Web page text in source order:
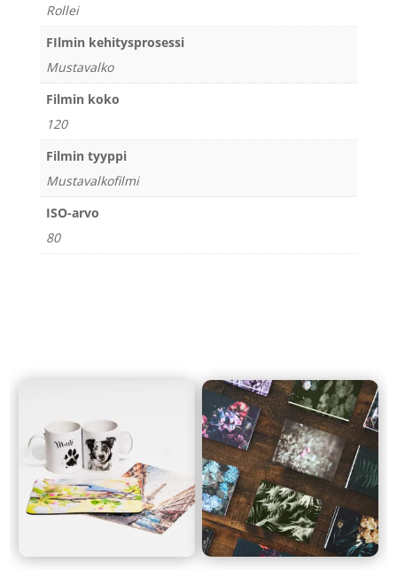
Rollei
FIlmin kehitysprosessi
Mustavalko
Filmin koko
120
Filmin tyyppi
Mustavalkofilmi
ISO-arvo
80